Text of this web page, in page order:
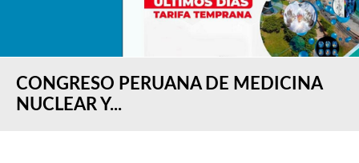
CONGRESO PERUANA DE MEDICINA
NUCLEAR Y...